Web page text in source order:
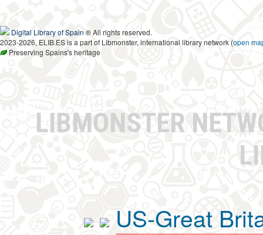
Digital Library of Spain ® All rights reserved.
2023-2026, ELIB.ES is a part of Libmonster, international library network (open
Preserving Spains's heritage
LIBMONSTER
US-Great